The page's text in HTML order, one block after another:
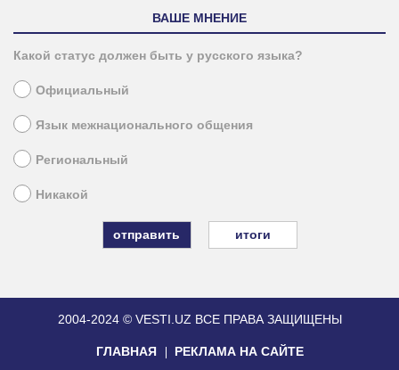
ВАШЕ МНЕНИЕ
Какой статус должен быть у русского языка?
Официальный
Язык межнационального общения
Региональный
Никакой
итоги
2004-2024 © VESTI.UZ ВСЕ ПРАВА ЗАЩИЩЕНЫ
ГЛАВНАЯ РЕКЛАМА НА САЙТЕ